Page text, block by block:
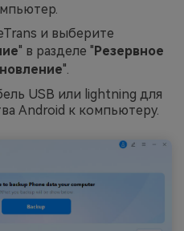
и выберите
" в разделе " Резервное
".
USB или lightning для
Android к компьютеру.